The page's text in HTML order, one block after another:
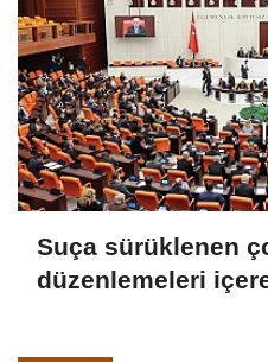
Suça sürüklenen
düzenlemeleri